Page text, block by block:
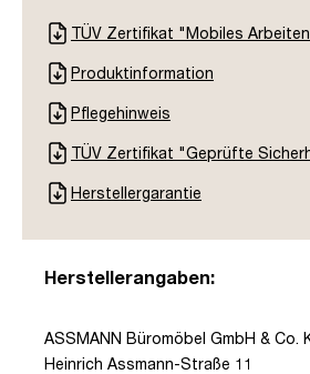
TÜV Zertifikat "Mobiles
Produktinformation
Pflegehinweis
TÜV Zertifikat "Geprüfte
Herstellergarantie
Herstellerangaben:
ASSMANN Büromöbel GmbH & Co.
Heinrich Assmann-Straße 11